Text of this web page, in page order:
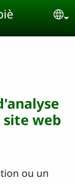
web
ou un